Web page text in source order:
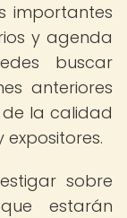
importantes
y agenda
buscar
anteriores
la calidad
sobre
estarán